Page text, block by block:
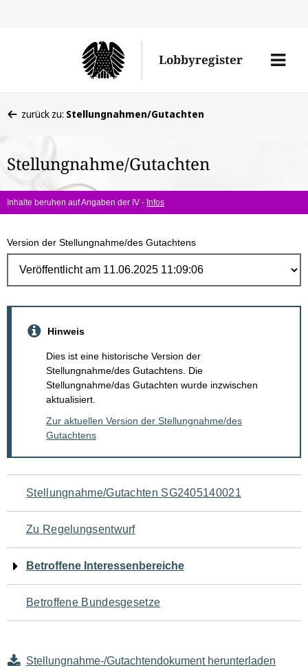
Lobbyregister
Menü
befinden
hier:
zurück zu: Stellungnahmen/Gutachten
Stellungnahme/Gutachten
Inhalte beruhen auf Angaben der IV - Infos
Version der Stellungnahme/des Gutachtens
Hinweis
Dies ist eine historische Version der
Stellungnahme/des Gutachtens. Die
Stellungnahme/das Gutachten wurde inzwischen
aktualisiert.
Zur aktuellen Version der Stellungnahme/des
Gutachtens
Navigation
für
den
Seiteninhalt
Stellungnahme/Gutachten SG2405140021
Zu Regelungsentwurf
Betroffene Interessenbereiche
Betroffene Bundesgesetze
Stellungnahme-/Gutachtendokument herunterladen